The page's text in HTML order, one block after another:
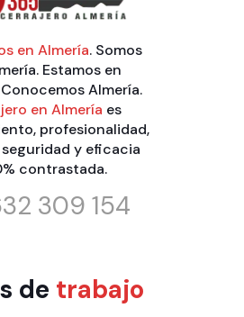
en Almería. Somos
Estamos en
Almería.
en Almería es
profesionalidad,
seguridad y eficacia
contrastada.
309 154
de trabajo